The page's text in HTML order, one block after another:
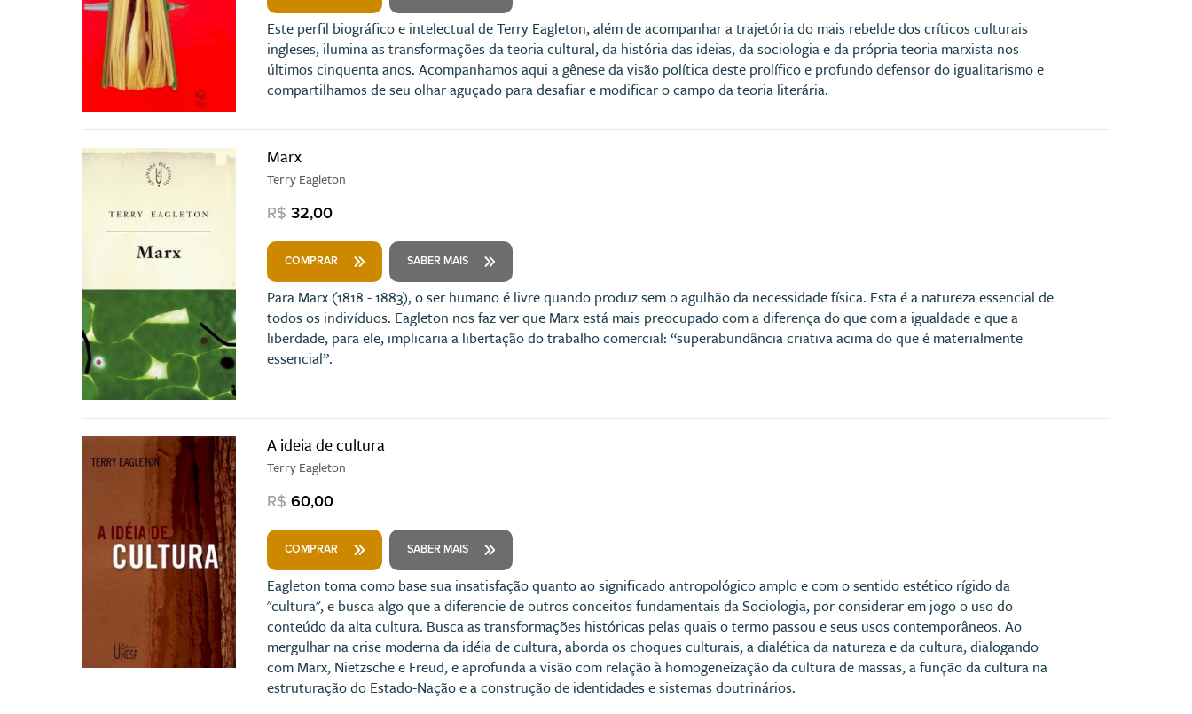
Este perfil biográfico e intelectual de Terry Eagleton, além de acompanhar a trajetória do mais rebelde dos críticos culturais
ingleses, ilumina as transformações da teoria cultural, da história das ideias, da sociologia e da própria teoria marxista nos
últimos cinquenta anos. Acompanhamos aqui a gênese da visão política deste prolífico e profundo defensor do igualitarismo e
compartilhamos de seu olhar aguçado para desafiar e modificar o campo da teoria literária.
Marx
Terry Eagleton
R$ 32,00
COMPRAR SABER MAIS
Para Marx (1818 - 1883), o ser humano é livre quando produz sem o agulhão da necessidade física. Esta é a natureza essencial de
todos os indivíduos. Eagleton nos faz ver que Marx está mais preocupado com a diferença do que com a igualdade e que a
liberdade, para ele, implicaria a libertação do trabalho comercial: “superabundância criativa acima do que é materialmente
essencial”.
A ideia de cultura
Terry Eagleton
R$ 60,00
COMPRAR SABER MAIS
Eagleton toma como base sua insatisfação quanto ao significado antropológico amplo e com o sentido estético rígido da
"cultura", e busca algo que a diferencie de outros conceitos fundamentais da Sociologia, por considerar em jogo o uso do
conteúdo da alta cultura. Busca as transformações históricas pelas quais o termo passou e seus usos contemporâneos. Ao
mergulhar na crise moderna da idéia de cultura, aborda os choques culturais, a dialética da natureza e da cultura, dialogando
com Marx, Nietzsche e Freud, e aprofunda a visão com relação à homogeneização da cultura de massas, a função da cultura na
estruturação do Estado-Nação e a construção de identidades e sistemas doutrinários.